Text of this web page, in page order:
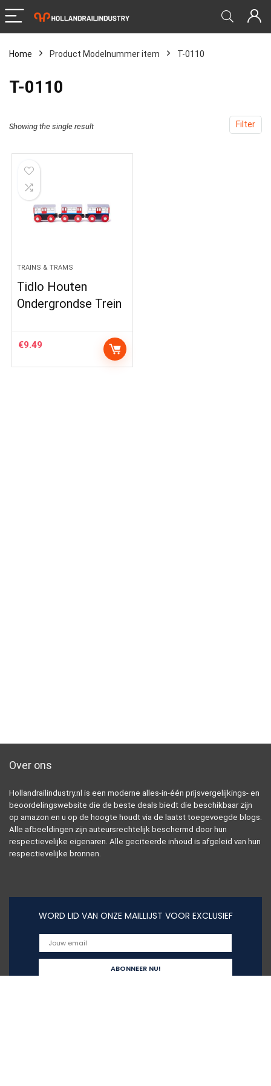
Home Product Modelnummer item ‎T-0110
‎T-0110
Filter
Showing the single result
TRAINS & TRAMS
Tidlo Houten
Ondergrondse Trein
€9.49
Over ons
Hollandrailindustry.nl is een moderne alles-in-één prijsvergelijkings- en
beoordelingswebsite die de beste deals biedt die beschikbaar zijn
op amazon en u op de hoogte houdt via de laatst toegevoegde blogs.
Alle afbeeldingen zijn auteursrechtelijk beschermd door hun
respectievelijke eigenaren. Alle geciteerde inhoud is afgeleid van hun
respectievelijke bronnen.
WORD LID VAN ONZE MAILLIJST VOOR EXCLUSIEF